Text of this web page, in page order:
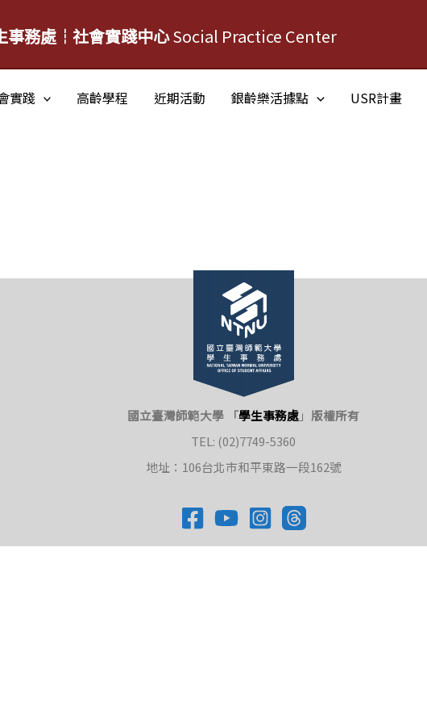
事務處┆社會實踐中心Social Practice Center
實踐 高齡學程 近期活動 銀齡樂活據點 USR計畫
國立臺灣師範大學 「學生事務處」 版權所有
TEL: (02)7749-5360
地址：106台北市和平東路一段162號